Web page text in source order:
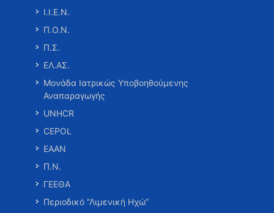
Ι.Ι.Ε.Ν.
Π.Ο.Ν.
Π.Σ.
ΕΛ.ΑΣ.
Μονάδα Ιατρικώς Υποβοηθούμενης
Αναπαραγωγής
UNHCR
CEPOL
ΕΑΑΝ
Π.Ν.
ΓΕΕΘΑ
Περιοδικό “Λιμενική Ηχώ”